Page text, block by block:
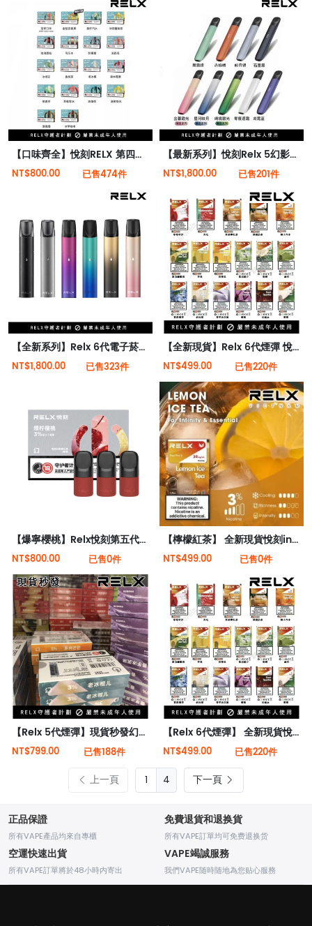
【口味齊全】悅刻RELX 第四代無限霧化煙彈
NT$800.00 已售474件
【最新系列】悅刻Relx 5幻影霧化電子煙單桿 潮汐電量顯示
NT$1,800.00 已售201件
【全新系列】Relx 6代電子菸宙斯 悅刻Infinity Pro 2六代煙機(可調大/小煙量) 支持Relx 4/5代煙彈通用 (下訂秒發貨)
NT$1,800.00 已售323件
【全新現貨】Relx 6代煙彈 悅刻infinity 2限無六代煙彈 (英文版)(煙彈x1)(通用Relx 4, 5代主機)
NT$499.00 已售220件
【爆寧櫻桃】Relx悅刻第五代幻影霧化煙彈
NT$800.00 已售0件
【檸檬紅茶】 全新現貨悅刻infinity 2六代煙彈(煙彈x1)(通用Relx 4, 5代主機)
NT$499.00 已售0件
【Relx 5代煙彈】現貨秒發幻影霧化 26種口味 適用4/5/6代悅刻主機 3顆裝
NT$799.00 已售188件
【Relx 6代煙彈】 全新現貨悅刻infinity 2六代煙彈 (外單英文版)(煙彈x1)(通用Relx 4, 5代主機)
NT$499.00 已售220件
上一頁 4 下一頁
正品保證
所有VAPE產品均來自專櫃
免費退貨和退换貨
所有VAPE訂單均可免费退换货
空運快速出貨
所有VAPE訂單將於48小時内寄出
VAPE竭誠服務
我們VAPE随時随地為您贴心服務